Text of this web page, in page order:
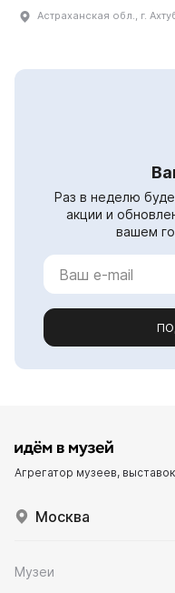
Астраханская обл., г.
Раз в неделю
акции и
вашем
Агрегатор музеев,
Москва
Музеи